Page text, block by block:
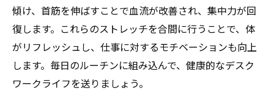
傾け、首筋を伸ばすことで血流が改善され、集中力が回
復します。これらのストレッチを合間に行うことで、体
がリフレッシュし、仕事に対するモチベーションも向上
します。毎日のルーチンに組み込んで、健康的なデスク
ワークライフを送りましょう。